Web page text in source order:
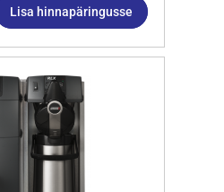
Lisa hinnapäringusse